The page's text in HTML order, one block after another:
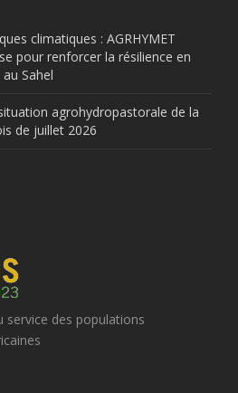
climatiques : AGRHYMET
pour renforcer la résilience en
Sahel
agrohydropastorale de la
de juillet 2026
service des populations